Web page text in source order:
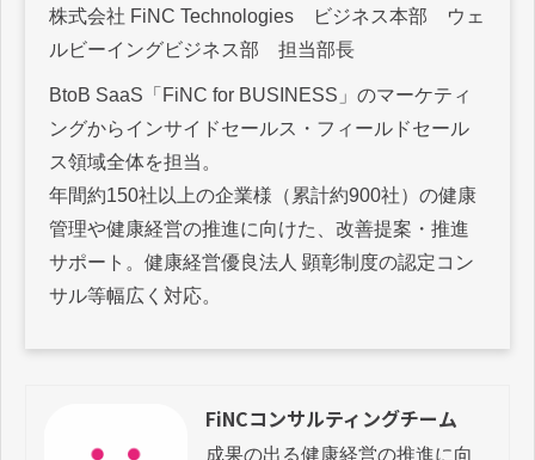
株式会社 FiNC Technologies ビジネス本部 ウェ
ルビーイングビジネス部 担当部長
BtoB SaaS「FiNC for BUSINESS」のマーケティ
ングからインサイドセールス・フィールドセール
ス領域全体を担当。
年間約150社以上の企業様（累計約900社）の健康
管理や健康経営の推進に向けた、改善提案・推進
サポート。健康経営優良法人 顕彰制度の認定コン
サル等幅広く対応。
FiNCコンサルティングチーム
成果の出る健康経営の推進に向